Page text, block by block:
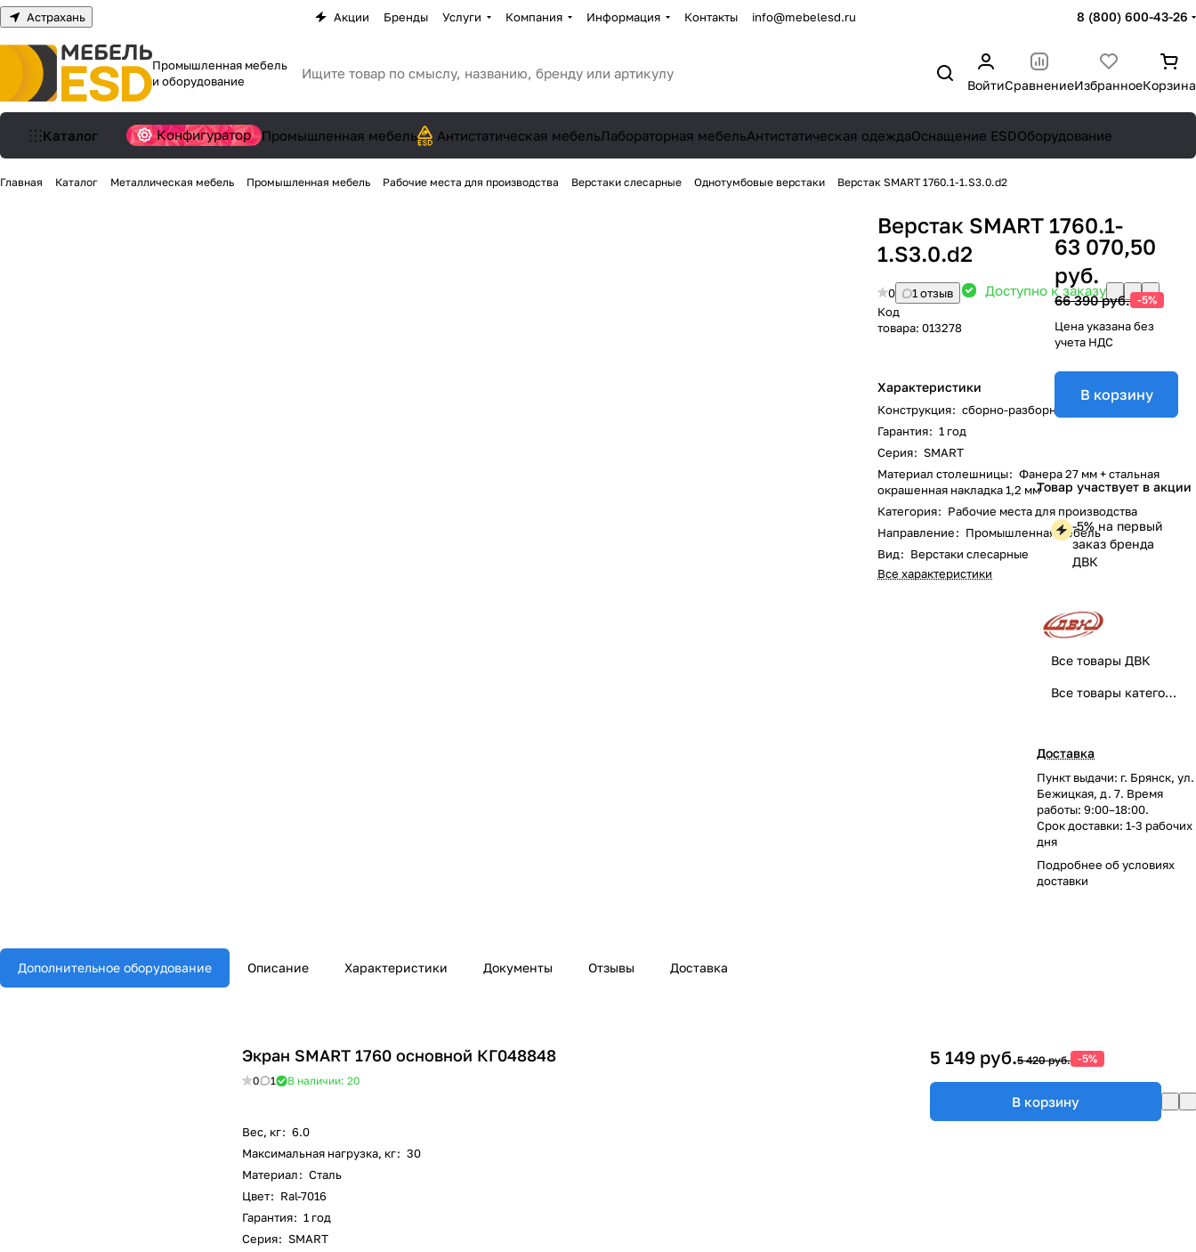
Астрахань Акции Бренды Услуги Компания Информация Контакты info@mebelesd.ru 8 (800) 600-43-26
Промышленная мебель
и оборудование
ВойтиСравнениеИзбранноеКорзина
Каталог Конфигуратор Промышленная мебель Антистатическая мебельЛабораторная мебельАнтистатическая одеждаОснащение ESDОборудование
Главная Каталог Металлическая мебель Промышленная мебель Рабочие места для производства Верстаки слесарные Однотумбовые верстаки Верстак SMART 1760.1-1.S3.0.d2
Верстак SMART 1760.1-
1.S3.0.d2
0
1 отзыв
Код
товара: 013278
Доступно к заказу
Характеристики
Конструкция: сборно-разборная
Гарантия: 1 год
Серия: SMART
Материал столешницы: Фанера 27 мм + стальная
окрашенная накладка 1,2 мм
Категория: Рабочие места для производства
Направление: Промышленная мебель
Вид: Верстаки слесарные
Все характеристики
63 070,50
руб.
66 390 руб. -5%
Цена указана без
учета НДС
В корзину
Товар участвует в акции
-5% на первый
заказ бренда
ДВК
Все товары ДВК
Все товары категории
Доставка
Пункт выдачи: г. Брянск, ул.
Бежицкая, д. 7. Время
работы: 9:00–18:00.
Срок доставки: 1-3 рабочих
дня
Подробнее обусловиях
доставки
Дополнительное оборудование Описание Характеристики Документы Отзывы Доставка
Экран SMART 1760 основной КГ048848
0 1 В наличии: 20
Вес, кг: 6.0
Максимальная нагрузка, кг: 30
Материал: Сталь
Цвет: Ral-7016
Гарантия: 1 год
Серия: SMART
5 149 руб.5 420 руб. -5%
В корзину